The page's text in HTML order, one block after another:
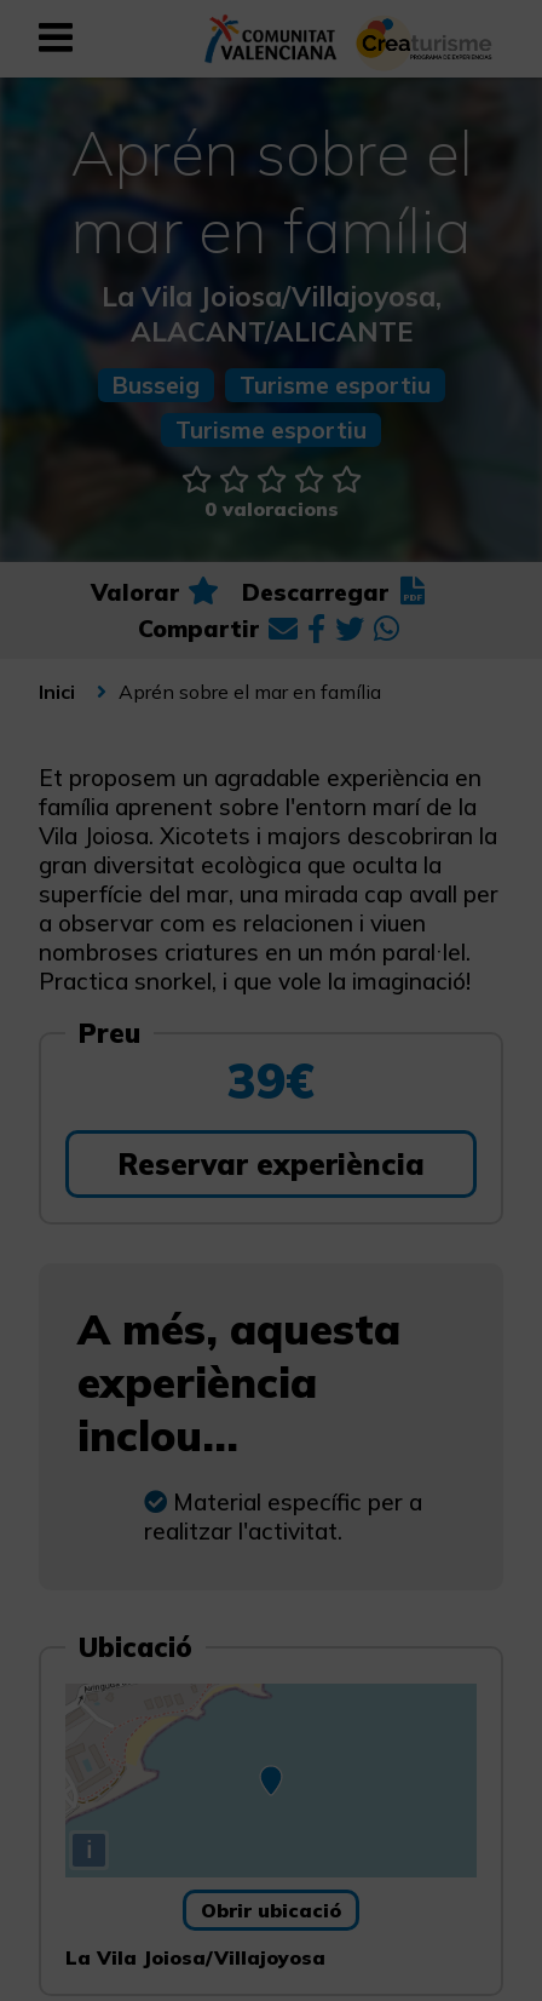
Registrar-se com a usuari
Registre empresarial
Valencià
Mediterrani Actiu i Esportiu
Mediterrani Cultural
Mediterrani Rural i Natural
Experiències a la tardor
Experiències Setmana Santa
Aprén sobre el
mar en família
La Vila Joiosa/Villajoyosa,
ALACANT/ALICANTE
Busseig
Turisme esportiu
Turisme esportiu
0 valoracions
Valorar
Descarregar
Compartir
Inici Aprén sobre el mar en família
Et proposem un agradable experiència en
família aprenent sobre l'entorn marí de la
Vila Joiosa. Xicotets i majors descobriran la
gran diversitat ecològica que oculta la
superfície del mar, una mirada cap avall per
a observar com es relacionen i viuen
nombroses criatures en un món paral·lel.
Practica snorkel, i que vole la imaginació!
Preu
39€
Reservar experiència
A més, aquesta
experiència
inclou...
Material específic per a
realitzar l'activitat.
Ubicació
i
Obrir ubicació
La Vila Joiosa/Villajoyosa